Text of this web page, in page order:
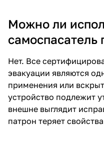
Можно ли
самоспасатель
Нет. Все
эвакуации являются
применения или
устройство подлежит
внешне выглядит
патрон теряет